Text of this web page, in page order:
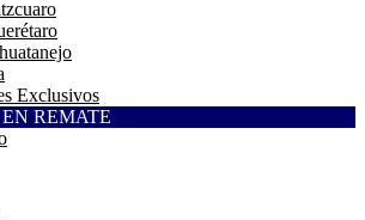
Exclusivos
REMATE